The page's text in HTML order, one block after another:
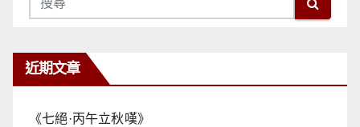
近期文章
《七絕·丙午立秋嘆》